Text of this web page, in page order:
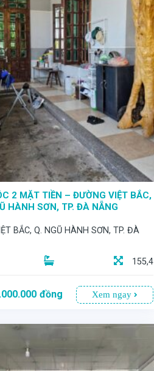
2 MẶT TIỀN – ĐƯỜNG VIỆT BẮC,
HÀNH SƠN, TP. ĐÀ NẴNG
BẮC, Q. NGŨ HÀNH SƠN, TP. ĐÀ
155,4
đồng Xem ngay